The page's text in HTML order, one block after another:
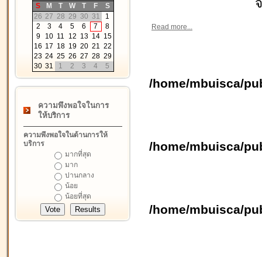
S
M T W T F
S
26 27 28 29 30 31
1
2
3 4 5 6 7
8
9
10 11 12 13 14 15
16 17 18 19 20 21 22
23 24 25 26 27 28 29
30 31 1 2 3 4 5
ความพึงพอใจในการ
ให้บริการ
ความพึงพอใจในด้านการให้
บริการ
มากที่สุด
มาก
ปานกลาง
น้อย
น้อยที่สุด
Read more...
/home/mbuisca/
/home/mbuisca/
/home/mbuisca/